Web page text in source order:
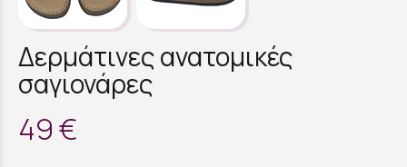
Δερμάτινες ανατομικές
σαγιονάρες
49 €